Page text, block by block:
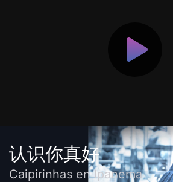
认识你真好
Caipirinhas en Ipanema